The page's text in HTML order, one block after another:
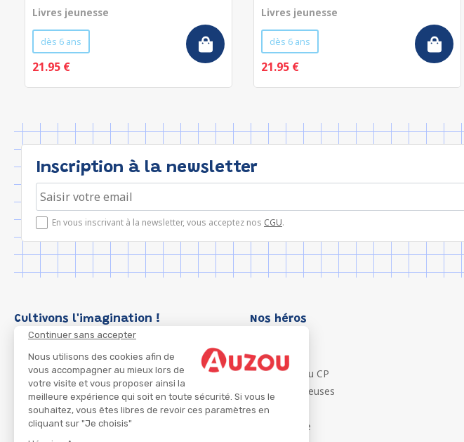
Continuer sans accepter
Nous utilisons des cookies afin de
vous accompagner au mieux lors de
votre visite et vous proposer ainsi la
meilleure expérience qui soit en toute sécurité. Si vous le
souhaitez, vous êtes libres de revoir ces paramètres en
cliquant sur "Je choisis"
Livres jeunesse
dès 6 ans
21.95 €
Livres jeunesse
dès 6 ans
21.95 €
Inscription à la newsletter
En vous inscrivant à la newsletter, vous acceptez nos CGU.
Cultivons l'imagination ! Nos héros
P'tit Loup
Les Héros du CP
Les Influenceuses
Migali
Petite Taupe